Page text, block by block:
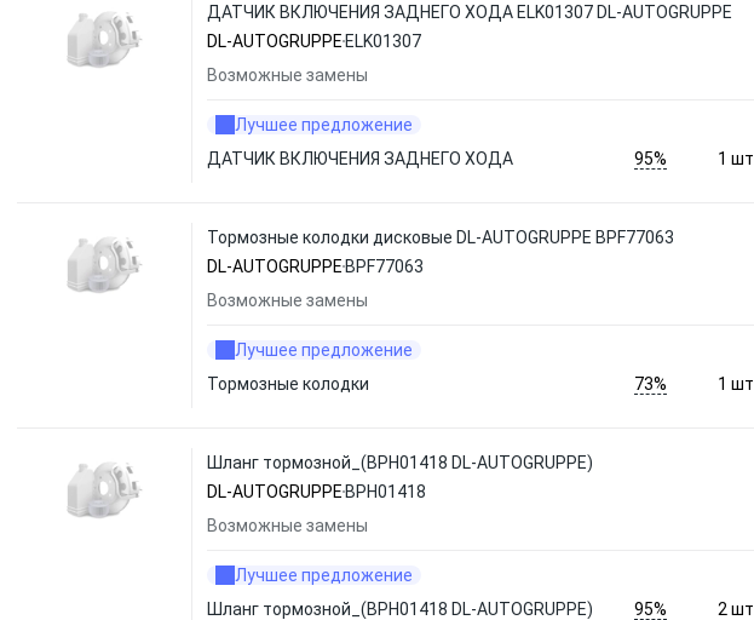
ДАТЧИК ВКЛЮЧЕНИЯ ЗАДНЕГО ХОДА ELK01307 DL-AUTOGRUPPE
DL-AUTOGRUPPE ELK01307
Возможные замены
Лучшее предложение
ДАТЧИК ВКЛЮЧЕНИЯ ЗАДНЕГО ХОДА
95% 1 шт.
Тормозные колодки дисковые DL-AUTOGRUPPE BPF77063
DL-AUTOGRUPPE BPF77063
Возможные замены
Лучшее предложение
Тормозные колодки
73% 1 шт.
Шланг тормозной_(BPH01418 DL-AUTOGRUPPE)
DL-AUTOGRUPPE BPH01418
Возможные замены
Лучшее предложение
Шланг тормозной_(BPH01418 DL-AUTOGRUPPE)
95% 2 шт.